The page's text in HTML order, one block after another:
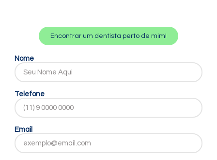
Encontrar um dentista perto de mim!
Nome
Telefone
Email